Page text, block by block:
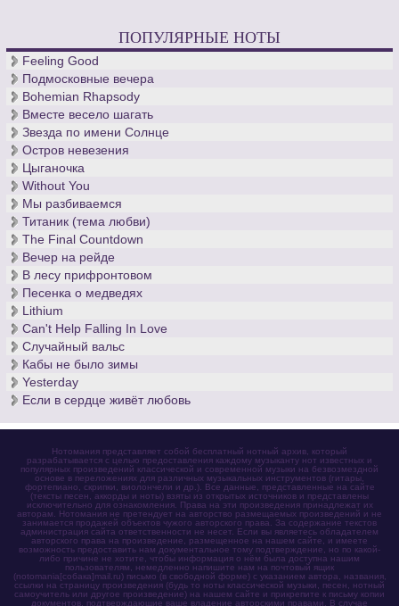
ПОПУЛЯРНЫЕ НОТЫ
Feeling Good
Подмосковные вечера
Bohemian Rhapsody
Вместе весело шагать
Звезда по имени Солнце
Остров невезения
Цыганочка
Without You
Мы разбиваемся
Титаник (тема любви)
The Final Countdown
Вечер на рейде
В лесу прифронтовом
Песенка о медведях
Lithium
Can't Help Falling In Love
Случайный вальс
Кабы не было зимы
Yesterday
Если в сердце живёт любовь
Нотомания представляет собой бесплатный нотный архив, который
разрабатывается с целью предоставления каждому музыканту нот известных и
популярных произведений классической и современной музыки на безвозмездной
основе в переложениях для различных музыкальных инструментов (гитары,
фортепиано, скрипки, виолончели и др.). Все данные, представленные на сайте
(тексты песен, аккорды и ноты) взяты из открытых источников и представлены
исключительно для ознакомления. Права на эти произведения принадлежат их
авторам. Нотомания не претендует на авторство размещаемых произведений и не
занимается продажей объектов чужого авторского права. За содержание текстов
администрация сайта ответственности не несет. Если вы являетесь обладателем
авторского права на произведение, размещенное на нашем сайте, и имеете
возможность предоставить нам документальное тому подтверждение, но по какой-
либо причине не хотите, чтобы информация о нём была доступна нашим
пользователям, немедленно напишите нам на почтовый ящик
(notomania[собака]mail.ru) письмо (в свободной форме) с указанием автора, названия,
ссылки на страницу произведения (будь то ноты классической музыки, песен, нотный
самоучитель или другое произведение) на нашем сайте и прикрепите к письму копии
документов, подтверждающие ваше владение авторскими правами. В случае